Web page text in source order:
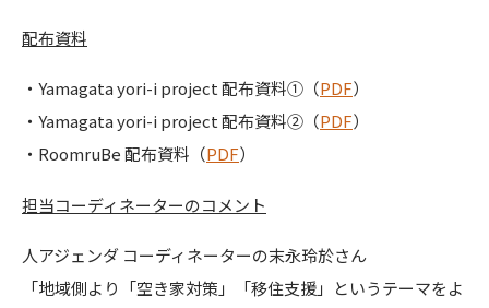
配布資料
・Yamagata yori-i project 配布資料①（PDF）
・Yamagata yori-i project 配布資料②（PDF）
・RoomruBe 配布資料（PDF）
担当コーディネーターのコメント
人アジェンダ コーディネーターの末永玲於さん
「地域側より「空き家対策」「移住支援」というテーマをよ